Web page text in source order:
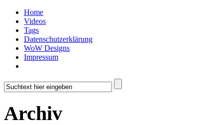
Home
Videos
Tags
Datenschutzerklärung
WoW Designs
Impressum
Archiv